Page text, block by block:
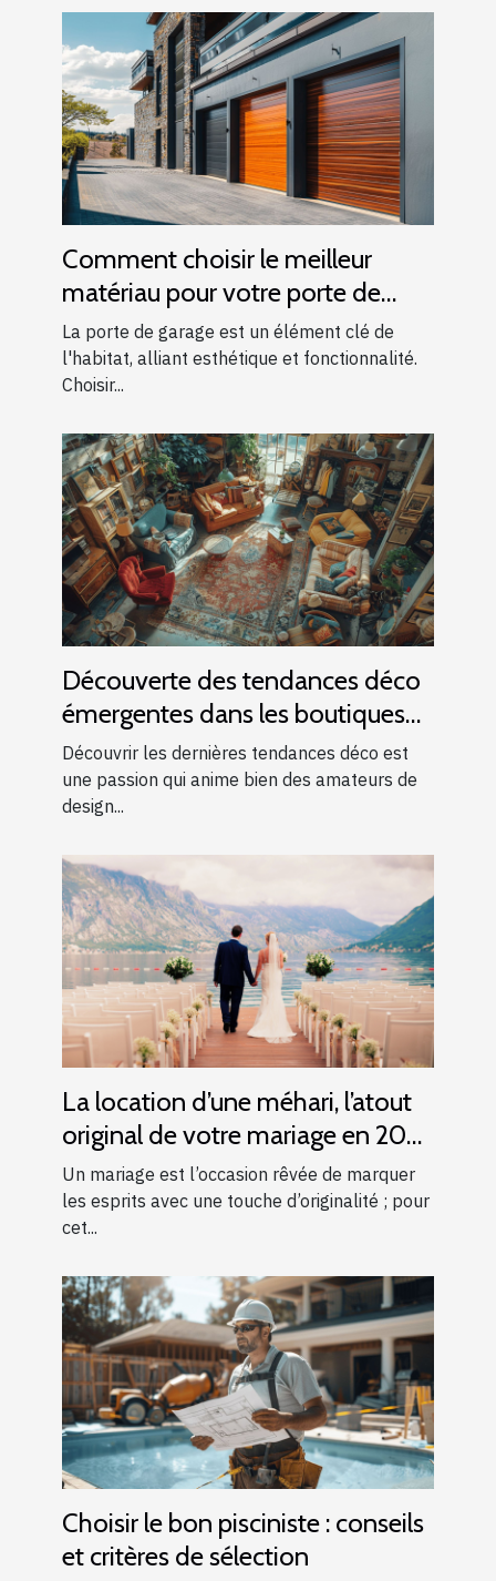
Comment choisir le meilleur
matériau pour votre porte de
garage
La porte de garage est un élément clé de
l'habitat, alliant esthétique et fonctionnalité.
Choisir...
Découverte des tendances déco
émergentes dans les boutiques
locales
Découvrir les dernières tendances déco est
une passion qui anime bien des amateurs de
design...
La location d’une méhari, l’atout
original de votre mariage en 2025
!Un mariage est l’occasion rêvée de marquer
les esprits avec une touche d’originalité ; pour
cet...
Choisir le bon pisciniste : conseils
et critères de sélection